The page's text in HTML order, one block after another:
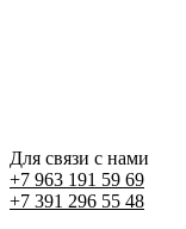
Для связи с нами
+7 963 191 59 69
+7 391 296 55 48